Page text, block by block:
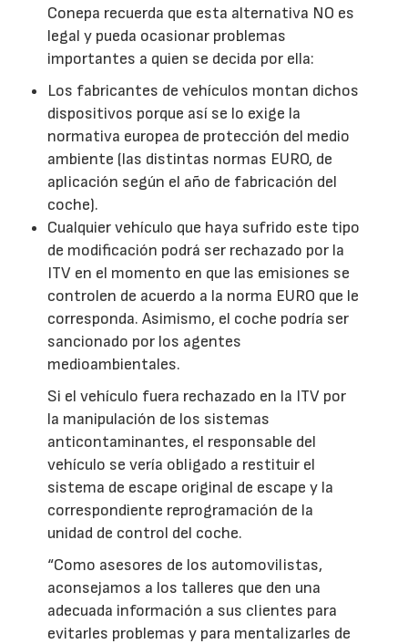
Conepa recuerda que esta alternativa NO es
legal y pueda ocasionar problemas
importantes a quien se decida por ella:
Los fabricantes de vehículos montan dichos
dispositivos porque así se lo exige la
normativa europea de protección del medio
ambiente (las distintas normas EURO, de
aplicación según el año de fabricación del
coche).
Cualquier vehículo que haya sufrido este tipo
de modificación podrá ser rechazado por la
ITV en el momento en que las emisiones se
controlen de acuerdo a la norma EURO que le
corresponda. Asimismo, el coche podría ser
sancionado por los agentes
medioambientales.
Si el vehículo fuera rechazado en la ITV por
la manipulación de los sistemas
anticontaminantes, el responsable del
vehículo se vería obligado a restituir el
sistema de escape original de escape y la
correspondiente reprogramación de la
unidad de control del coche.
“Como asesores de los automovilistas,
aconsejamos a los talleres que den una
adecuada información a sus clientes para
evitarles problemas y para mentalizarles de